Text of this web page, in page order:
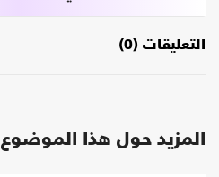
التعليقات (0)
المزيد حول هذا الموضوع